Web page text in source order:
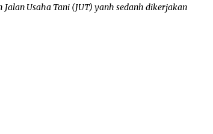
Usaha Tani (JUT) yanh sedanh dikerjakan